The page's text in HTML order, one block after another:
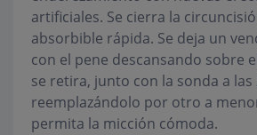
artificiales. Se cierra la
absorbible rápida. Se deja un
con el pene descansando sobre
se retira, junto con la sonda a las
reemplazándolo por otro a
permita la micción cómoda.